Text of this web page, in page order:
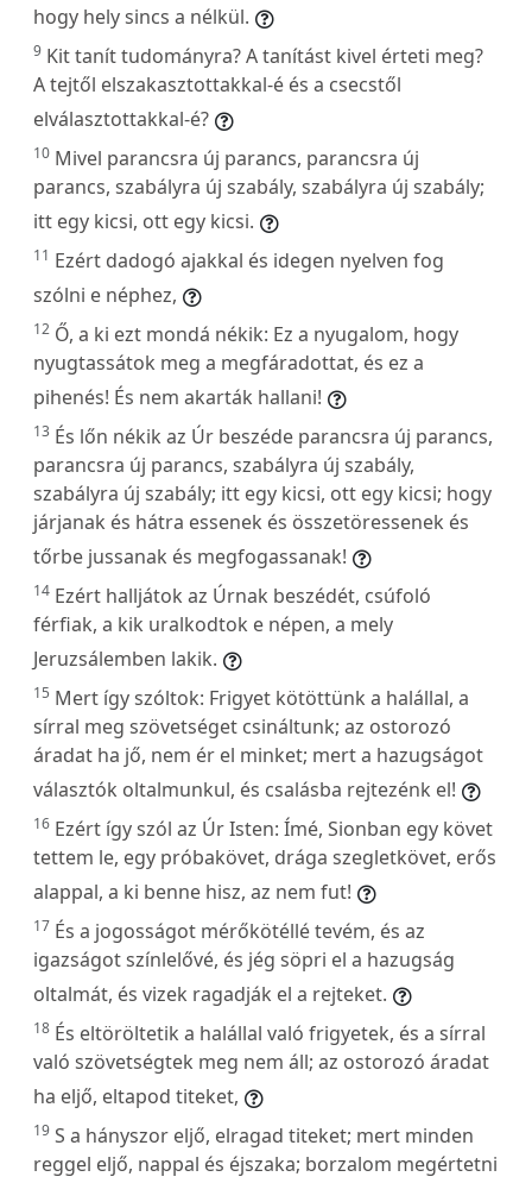
hogy hely sincs a nélkül.
9 Kit tanít tudományra? A tanítást kivel érteti meg?
A tejtől elszakasztottakkal-é és a csecstől
elválasztottakkal-é?
10 Mivel parancsra új parancs, parancsra új
parancs, szabályra új szabály, szabályra új szabály;
itt egy kicsi, ott egy kicsi.
11 Ezért dadogó ajakkal és idegen nyelven fog
szólni e néphez,
12 Ő, a ki ezt mondá nékik: Ez a nyugalom, hogy
nyugtassátok meg a megfáradottat, és ez a
pihenés! És nem akarták hallani!
13 És lőn nékik az Úr beszéde parancsra új parancs,
parancsra új parancs, szabályra új szabály,
szabályra új szabály; itt egy kicsi, ott egy kicsi; hogy
járjanak és hátra essenek és összetöressenek és
tőrbe jussanak és megfogassanak!
14 Ezért halljátok az Úrnak beszédét, csúfoló
férfiak, a kik uralkodtok e népen, a mely
Jeruzsálemben lakik.
15 Mert így szóltok: Frigyet kötöttünk a halállal, a
sírral meg szövetséget csináltunk; az ostorozó
áradat ha jő, nem ér el minket; mert a hazugságot
választók oltalmunkul, és csalásba rejtezénk el!
16 Ezért így szól az Úr Isten: Ímé, Sionban egy követ
tettem le, egy próbakövet, drága szegletkövet, erős
alappal, a ki benne hisz, az nem fut!
17 És a jogosságot mérőkötéllé tevém, és az
igazságot színlelővé, és jég söpri el a hazugság
oltalmát, és vizek ragadják el a rejteket.
18 És eltöröltetik a halállal való frigyetek, és a sírral
való szövetségtek meg nem áll; az ostorozó áradat
ha eljő, eltapod titeket,
19 S a hányszor eljő, elragad titeket; mert minden
reggel eljő, nappal és éjszaka; borzalom megértetni